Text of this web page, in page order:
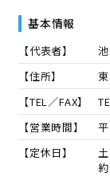
基本情報
【代表者】
【住所】
【TEL／FAX】
【営業時間】
【定休日】
約